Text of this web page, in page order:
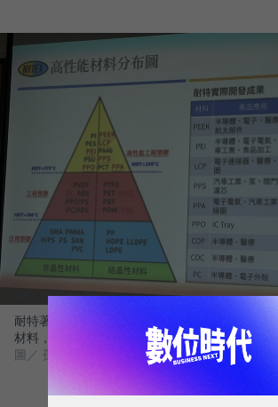
耐特著重在「金字塔頂端」、針對特殊應用領
材料，具有耐高溫、高潔淨、抗靜電等特性
圖／ 孫嘉君攝影